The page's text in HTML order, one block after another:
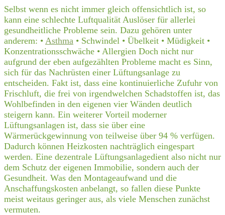
Selbst wenn es nicht immer gleich offensichtlich ist, so
kann eine schlechte Luftqualität Auslöser für allerlei
gesundheitliche Probleme sein. Dazu gehören unter
anderem: • Asthma • Schwindel • Übelkeit • Müdigkeit •
Konzentrationsschwäche • Allergien Doch nicht nur
aufgrund der eben aufgezählten Probleme macht es Sinn,
sich für das Nachrüsten einer Lüftungsanlage zu
entscheiden. Fakt ist, dass eine kontinuierliche Zufuhr von
Frischluft, die frei von irgendwelchen Schadstoffen ist, das
Wohlbefinden in den eigenen vier Wänden deutlich
steigern kann. Ein weiterer Vorteil moderner
Lüftungsanlagen ist, dass sie über eine
Wärmerückgewinnung von teilweise über 94 % verfügen.
Dadurch können Heizkosten nachträglich eingespart
werden. Eine dezentrale Lüftungsanlagedient also nicht nur
dem Schutz der eigenen Immobilie, sondern auch der
Gesundheit. Was den Montageaufwand und die
Anschaffungskosten anbelangt, so fallen diese Punkte
meist weitaus geringer aus, als viele Menschen zunächst
vermuten.